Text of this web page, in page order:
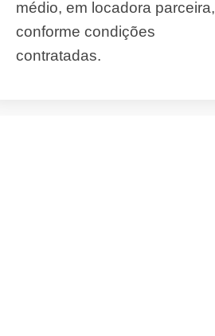
médio, em locadora parceira,
conforme condições
contratadas.